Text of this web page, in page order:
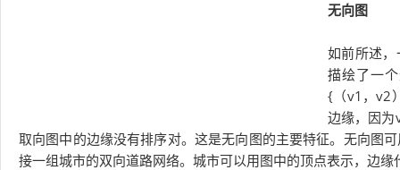
无向图
如前所述
描绘了一
{（v1，v2
边缘，因
取向图中的边缘没有排序对。这是无向图的主要特征。无向图
接一组城市的双向道路网络。城市可以用图中的顶点表示，边